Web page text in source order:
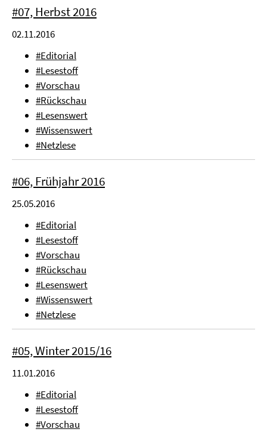
#07, Herbst 2016
02.11.2016
#Editorial
#Lesestoff
#Vorschau
#Rückschau
#Lesenswert
#Wissenswert
#Netzlese
#06, Frühjahr 2016
25.05.2016
#Editorial
#Lesestoff
#Vorschau
#Rückschau
#Lesenswert
#Wissenswert
#Netzlese
#05, Winter 2015/16
11.01.2016
#Editorial
#Lesestoff
#Vorschau